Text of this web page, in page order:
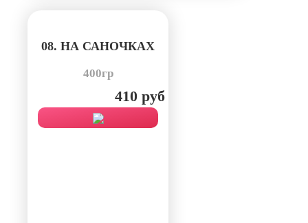
08. НА САНОЧКАХ
400гр
410 руб